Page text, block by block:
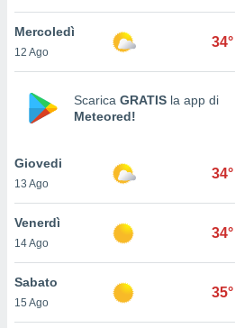
un
la
nella
cookie
il tuo
in
Mercoledì
12 Ago
34°
Scarica GRATIS la app di
Meteored!
Giovedi
13 Ago
34°
Venerdì
14 Ago
34°
Sabato
15 Ago
35°